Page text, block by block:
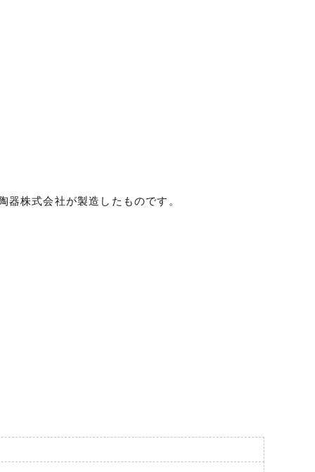
株式会社が製造したものです。